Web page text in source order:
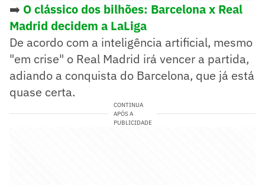
➡️ O clássico dos bilhões: Barcelona x Real
Madrid decidem a LaLiga
De acordo com a inteligência artificial, mesmo
"em crise" o Real Madrid irá vencer a partida,
adiando a conquista do Barcelona, que já está
quase certa.
CONTINUA
APÓS A
PUBLICIDADE